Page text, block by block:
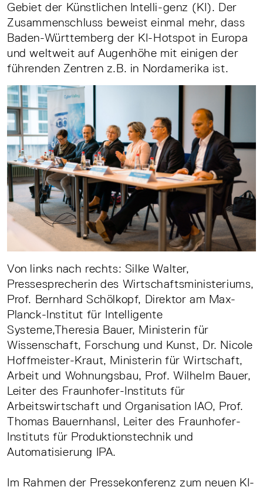
Gebiet der Künstlichen Intelli-genz (KI). Der
Zusammenschluss beweist einmal mehr, dass
Baden-Württemberg der KI-Hotspot in Europa
und weltweit auf Augenhöhe mit einigen der
führenden Zentren z.B. in Nordamerika ist.
Von links nach rechts: Silke Walter,
Pressesprecherin des Wirtschaftsministeriums,
Prof. Bernhard Schölkopf, Direktor am Max-
Planck-Institut für Intelligente
Systeme,Theresia Bauer, Ministerin für
Wissenschaft, Forschung und Kunst, Dr. Nicole
Hoffmeister-Kraut, Ministerin für Wirtschaft,
Arbeit und Wohnungsbau, Prof. Wilhelm Bauer,
Leiter des Fraunhofer-Instituts für
Arbeitswirtschaft und Organisation IAO, Prof.
Thomas Bauernhansl, Leiter des Fraunhofer-
Instituts für Produktionstechnik und
Automatisierung IPA.
Im Rahmen der Pressekonferenz zum neuen KI-